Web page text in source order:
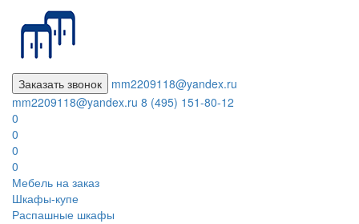
Заказать звонок
mm2209118@yandex.ru
mm2209118@yandex.ru 8 (495) 151-80-12
0
0
0
0
Мебель на заказ
Шкафы-купе
Распашные шкафы